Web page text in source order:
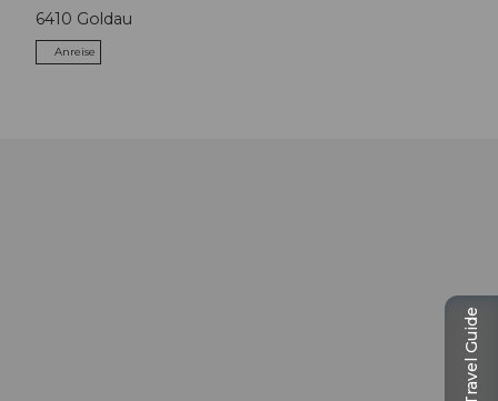
6410 Goldau
Anreise
Travel Guide